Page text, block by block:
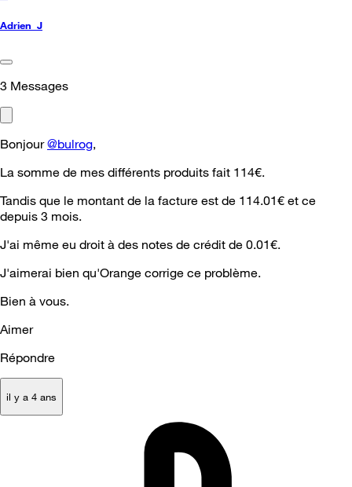
Adrien_J
3 Messages
Bonjour@bulrog,
La somme de mes différents produits fait 114€.
Tandis que le montant de la facture est de 114.01€ et ce
depuis 3 mois.
J'ai même eu droit à des notes de crédit de 0.01€.
J'aimerai bien qu'Orange corrige ce problème.
Bien à vous.
Aimer
Répondre
il y a 4 ans